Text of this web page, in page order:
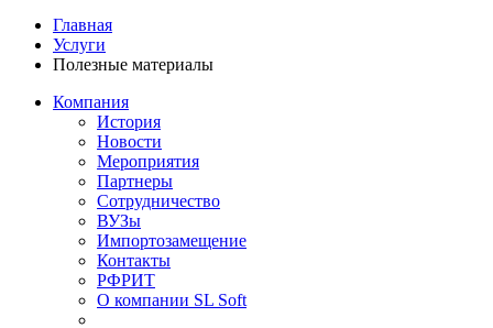
Главная
Услуги
Полезные материалы
Компания
История
Новости
Мероприятия
Партнеры
Сотрудничество
ВУЗы
Импортозамещение
Контакты
РФРИТ
О компании SL Soft